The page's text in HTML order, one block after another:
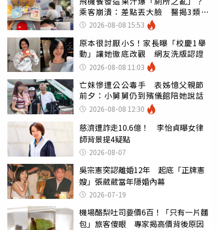
乘客崩潰：差點丟大臉 醫揭3類人
別亂喝
2026-08-08 15:53
原本很討厭小S！家長曝「校慶1舉
動」讓她徹底改觀 網友洗版認證
2026-08-08 11:03
亡妹慘遭公公毒手 表姊憶父親節
前夕：小舅舅仍到殯儀館陪她說話
2026-08-08 12:30
慈濟遭詐走10.6億！ 李怡貞曝女律
師背景提4疑點
2026-08-07
吳宗憲突認離婚12年 起底「正牌憲
嫂」張葳葳當年隱婚內幕
2026-07-19
機場酪梨吐司要價6百！「只有一片麵
包」旅客傻眼 專家揭高價背後原因